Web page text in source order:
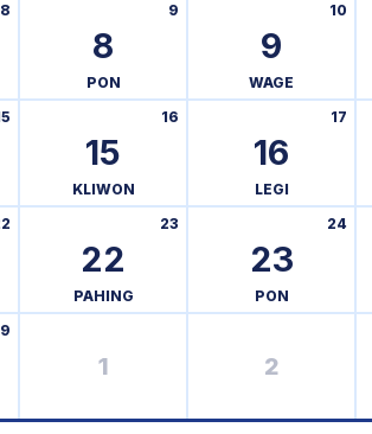
8
8
9
PON
9
10
WAGE
15
16
KLIWON
16
17
LEGI
22
23
PAHING
23
24
PON
1 2